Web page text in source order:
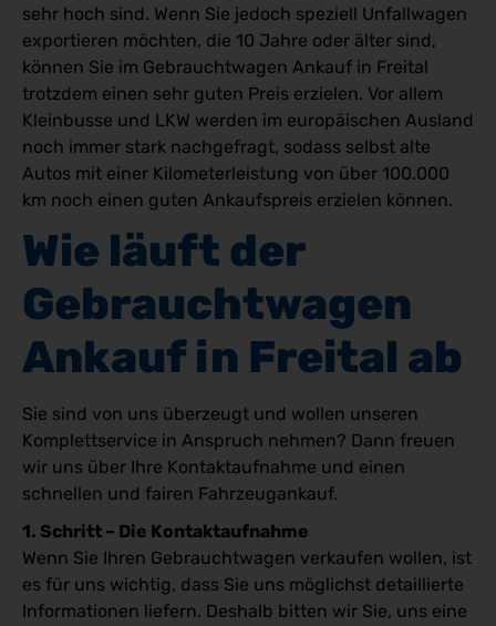
sehr hoch sind. Wenn Sie jedoch speziell Unfallwagen
exportieren möchten, die 10 Jahre oder älter sind,
können Sie im Gebrauchtwagen Ankauf in Freital
trotzdem einen sehr guten Preis erzielen. Vor allem
Kleinbusse und LKW werden im europäischen Ausland
noch immer stark nachgefragt, sodass selbst alte
Autos mit einer Kilometerleistung von über 100.000
km noch einen guten Ankaufspreis erzielen können.
Wie läuft der
Gebrauchtwagen
Ankauf in Freital ab
Sie sind von uns überzeugt und wollen unseren
Komplettservice in Anspruch nehmen? Dann freuen
wir uns über Ihre Kontaktaufnahme und einen
schnellen und fairen Fahrzeugankauf.
1. Schritt – Die Kontaktaufnahme
Wenn Sie Ihren Gebrauchtwagen verkaufen wollen, ist
es für uns wichtig, dass Sie uns möglichst detaillierte
Informationen liefern. Deshalb bitten wir Sie, uns eine